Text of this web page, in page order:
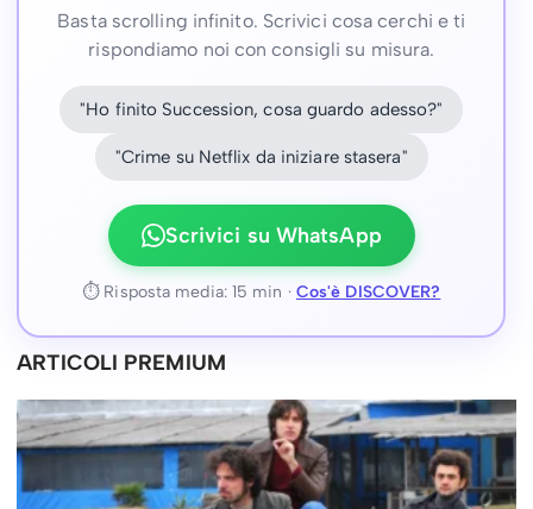
Basta scrolling infinito. Scrivici cosa cerchi e ti
rispondiamo noi con consigli su misura.
"Ho finito Succession, cosa guardo adesso?"
"Crime su Netflix da iniziare stasera"
Scrivici su WhatsApp
⏱ Risposta media: 15 min · Cos'è DISCOVER?
ARTICOLI PREMIUM